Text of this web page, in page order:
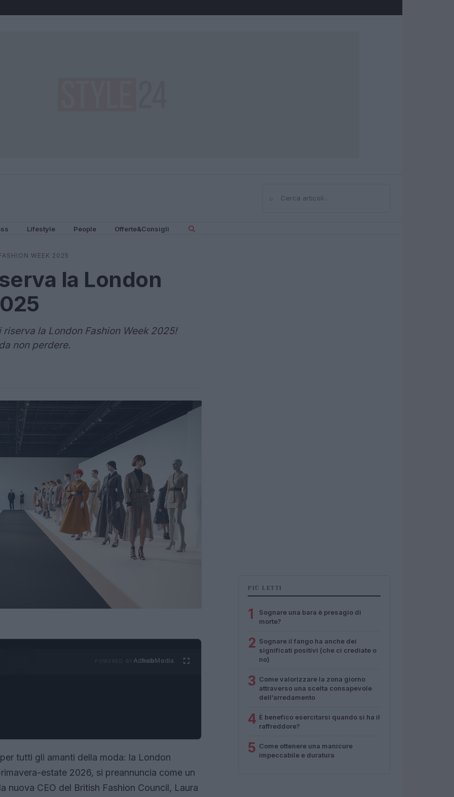
⌕Cerca
Lifestyle People Offerte&Consigli
WEEK 2025
la London
la London Fashion Week 2025!
non perdere.
AdhubMedia
tutti gli amanti della moda: la London
estate 2026, si preannuncia come un
nuova CEO del British Fashion Council, Laura
PIÙ LETTI
1
Sognare una bara è presagio di
morte?
2 Sognare il fango ha anche dei
significati positivi (che ci crediate o
no)
3 Come valorizzare la zona giorno
attraverso una scelta consapevole
dell’arredamento
4 È benefico esercitarsi quando si ha il
raffreddore?
5 Come ottenere una manicure
impeccabile e duratura